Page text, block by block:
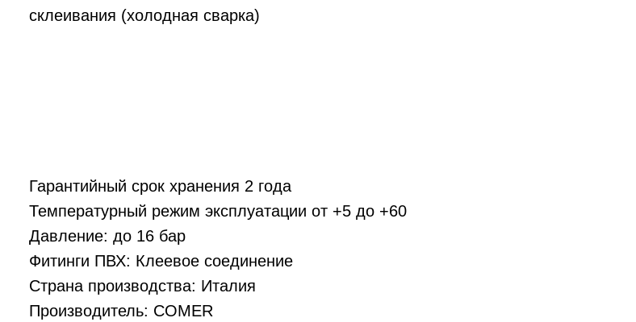
склеивания (холодная сварка)
Гарантийный срок хранения 2 года
Температурный режим эксплуатации от +5 до +60
Давление: до 16 бар
Фитинги ПВХ: Клеевое соединение
Страна производства: Италия
Производитель: COMER